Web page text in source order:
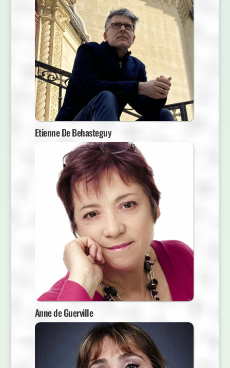
Etienne De Behasteguy
Anne de Guerville